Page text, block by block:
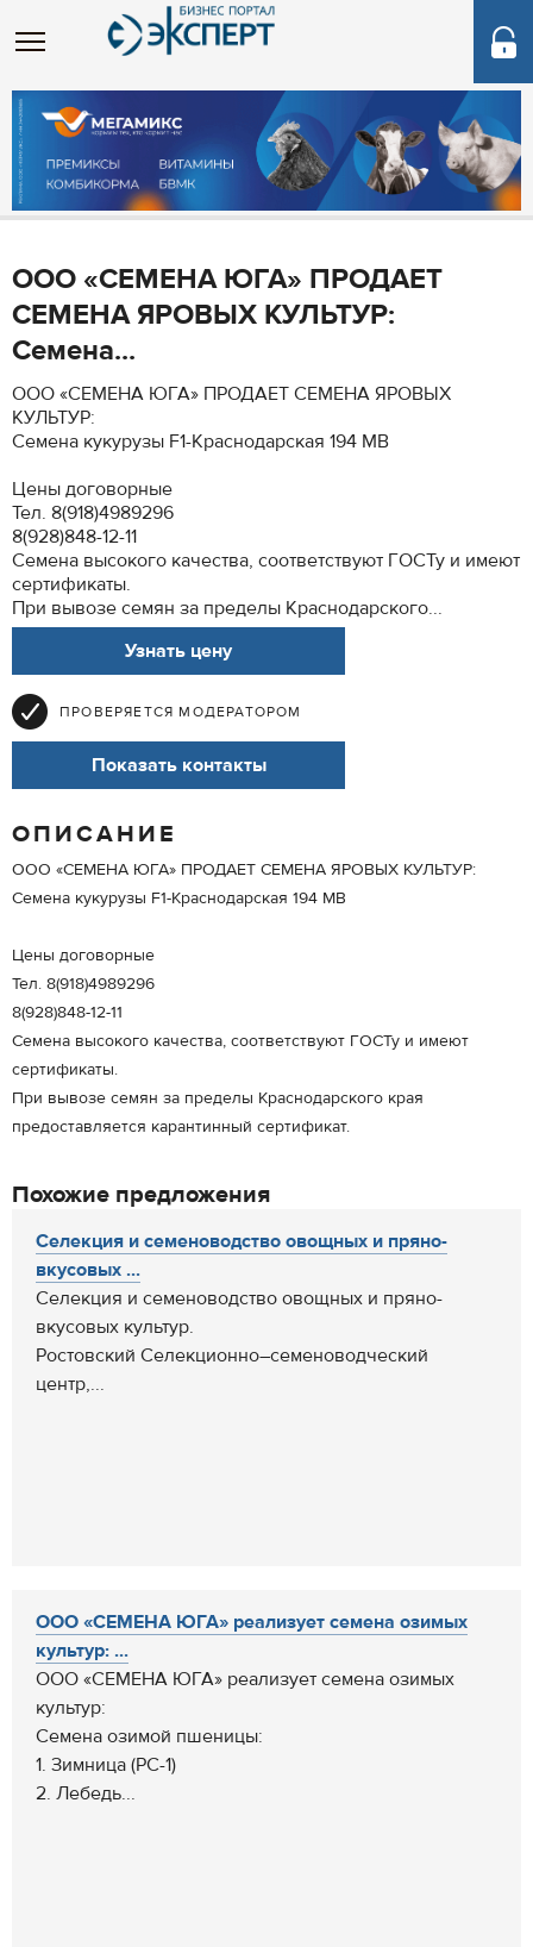
ООО «СЕМЕНА ЮГА» ПРОДАЕТ
СЕМЕНА ЯРОВЫХ КУЛЬТУР:
Семена...
ООО «СЕМЕНА ЮГА» ПРОДАЕТ СЕМЕНА ЯРОВЫХ
КУЛЬТУР:
Семена кукурузы F1-Краснодарская 194 МВ
Цены договорные
Тел. 8(918)4989296
8(928)848-12-11
Семена высокого качества, соответствуют ГОСТу и имеют
сертификаты.
При вывозе семян за пределы Краснодарского...
Узнать цену
ПРОВЕРЯЕТСЯ МОДЕРАТОРОМ
Показать контакты
ОПИСАНИЕ
ООО «СЕМЕНА ЮГА» ПРОДАЕТ СЕМЕНА ЯРОВЫХ КУЛЬТУР:
Семена кукурузы F1-Краснодарская 194 МВ
Цены договорные
Тел. 8(918)4989296
8(928)848-12-11
Семена высокого качества, соответствуют ГОСТу и имеют
сертификаты.
При вывозе семян за пределы Краснодарского края
предоставляется карантинный сертификат.
Похожие предложения
Селекция и семеноводство овощных и пряно-
вкусовых ...
Селекция и семеноводство овощных и пряно-
вкусовых культур.
Ростовский Селекционно–семеноводческий
центр,...
ООО «СЕМЕНА ЮГА» реализует семена озимых
культур: ...
ООО «СЕМЕНА ЮГА» реализует семена озимых
культур:
Семена озимой пшеницы:
1. Зимница (РС-1)
2. Лебедь...